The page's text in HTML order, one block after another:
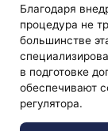
Благодаря
процедура не
большинстве
в подготовке
обеспечивают
регулятора.